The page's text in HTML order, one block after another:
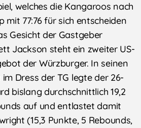
welches die Kangaroos nach
mit 77:76 für sich entscheiden
Gesicht der Gastgeber
Jackson steht ein zweiter US-
der Würzburger. In seinen
Dress der TG legte der 26-
bislang durchschnittlich 19,2
auf und entlastet damit
(15,3 Punkte, 5 Rebounds,